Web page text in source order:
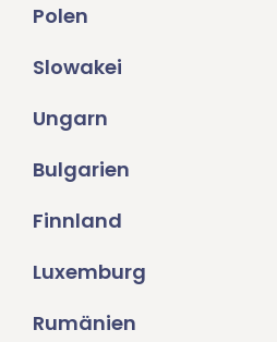
Polen
Slowakei
Ungarn
Bulgarien
Finnland
Luxemburg
Rumänien